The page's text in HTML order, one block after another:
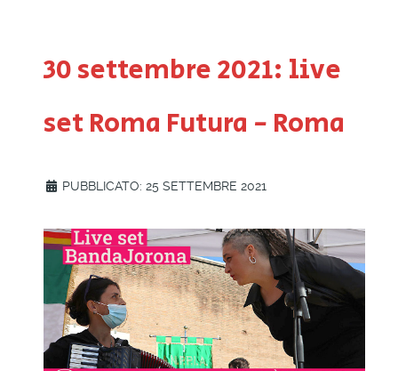
30 settembre 2021: live
set Roma Futura - Roma
PUBBLICATO: 25 SETTEMBRE 2021